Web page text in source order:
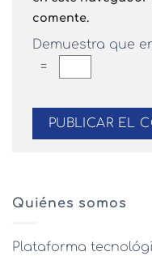
comente.
Demuestra que
=
Quiénes somos
Plataforma